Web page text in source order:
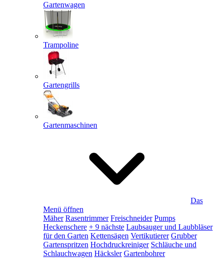
Gartenwagen
Trampoline
Gartengrills
Gartenmaschinen
Das
Menü öffnen
Mäher Rasentrimmer Freischneider Pumps
Heckenschere + 9 nächste Laubsauger und Laubbläser
für den Garten Kettensägen Vertikutierer Grubber
Gartenspritzen Hochdruckreiniger Schläuche und
Schlauchwagen Häcksler Gartenbohrer